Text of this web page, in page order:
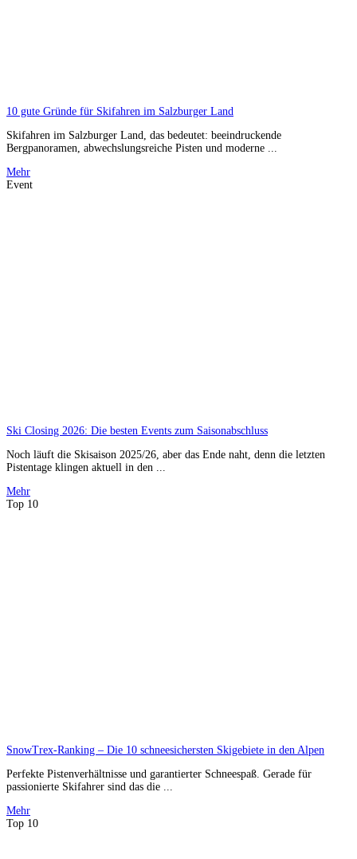
10 gute Gründe für Skifahren im Salzburger Land
Skifahren im Salzburger Land, das bedeutet: beeindruckende
Bergpanoramen, abwechslungsreiche Pisten und moderne ...
Mehr
Event
Ski Closing 2026: Die besten Events zum Saisonabschluss
Noch läuft die Skisaison 2025/26, aber das Ende naht, denn die letzten
Pistentage klingen aktuell in den ...
Mehr
Top 10
SnowTrex-Ranking – Die 10 schneesichersten Skigebiete in den Alpen
Perfekte Pistenverhältnisse und garantierter Schneespaß. Gerade für
passionierte Skifahrer sind das die ...
Mehr
Top 10